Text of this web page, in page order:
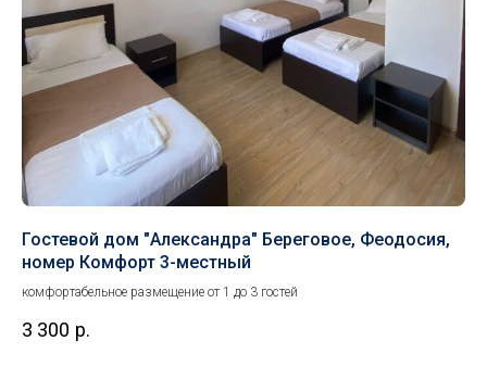
Гостевой дом "Александра" Береговое, Феодосия,
номер Комфорт 3-местный
комфортабельное размещение от 1 до 3 гостей
3 300 р.